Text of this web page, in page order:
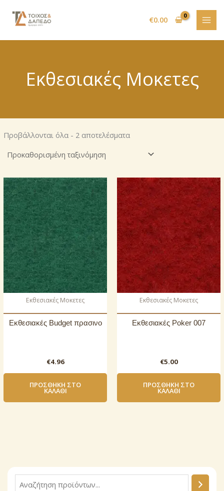
περιεχόμενο
€0.00
Εκθεσιακές Μοκετες
Προβάλλονται όλα - 2 αποτελέσματα
Εκθεσιακές Μοκετες
Εκθεσιακές Budget πρασινο
€4.96
ΠΡΟΣΘΉΚΗ ΣΤΟ
ΚΑΛΆΘΙ
Εκθεσιακές Μοκετες
Εκθεσιακές Poker 007
€5.00
ΠΡΟΣΘΉΚΗ ΣΤΟ
ΚΑΛΆΘΙ